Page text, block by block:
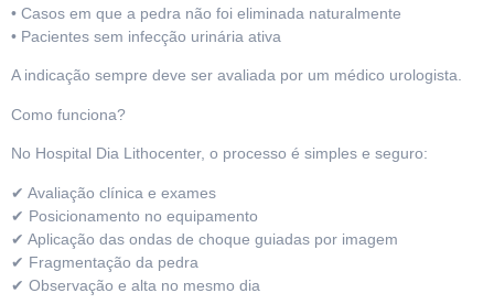
• Casos em que a pedra não foi eliminada naturalmente
• Pacientes sem infecção urinária ativa
A indicação sempre deve ser avaliada por um médico urologista.
Como funciona?
No Hospital Dia Lithocenter, o processo é simples e seguro:
✔ Avaliação clínica e exames
✔ Posicionamento no equipamento
✔ Aplicação das ondas de choque guiadas por imagem
✔ Fragmentação da pedra
✔ Observação e alta no mesmo dia